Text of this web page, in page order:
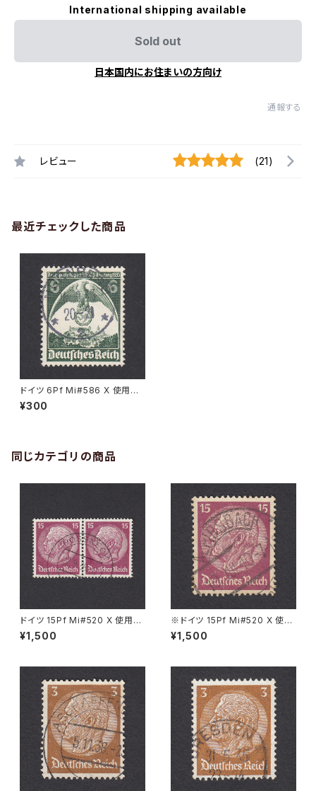
International shipping available
Sold out
日本国内にお住まいの方向け
通報する
レビュー (21)
最近チェックした商品
ドイツ 6Pf Mi#586 X 使用済
み切手｜NÜRNBERG 26.10.1
935
¥300
同じカテゴリの商品
ドイツ 15Pf Mi#520 X 使用済
み切手｜PÖSSNECK 22.9.19
36
¥1,500
※ドイツ 15Pf Mi#520 X 使用
済み切手｜ALPIRSBACH 19.J
UL.1940
¥1,500